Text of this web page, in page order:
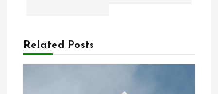
a
r
Related Posts